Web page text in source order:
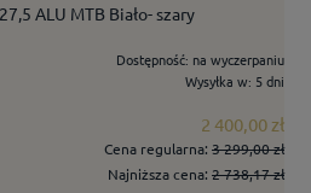
ALU MTB Biało- szary
Dostępność: na wyczerpaniu
Wysyłka w: 5 dni
2 400,00 zł
Cena regularna: 3 299,00 zł
Najniższa cena: 2 738,17 zł